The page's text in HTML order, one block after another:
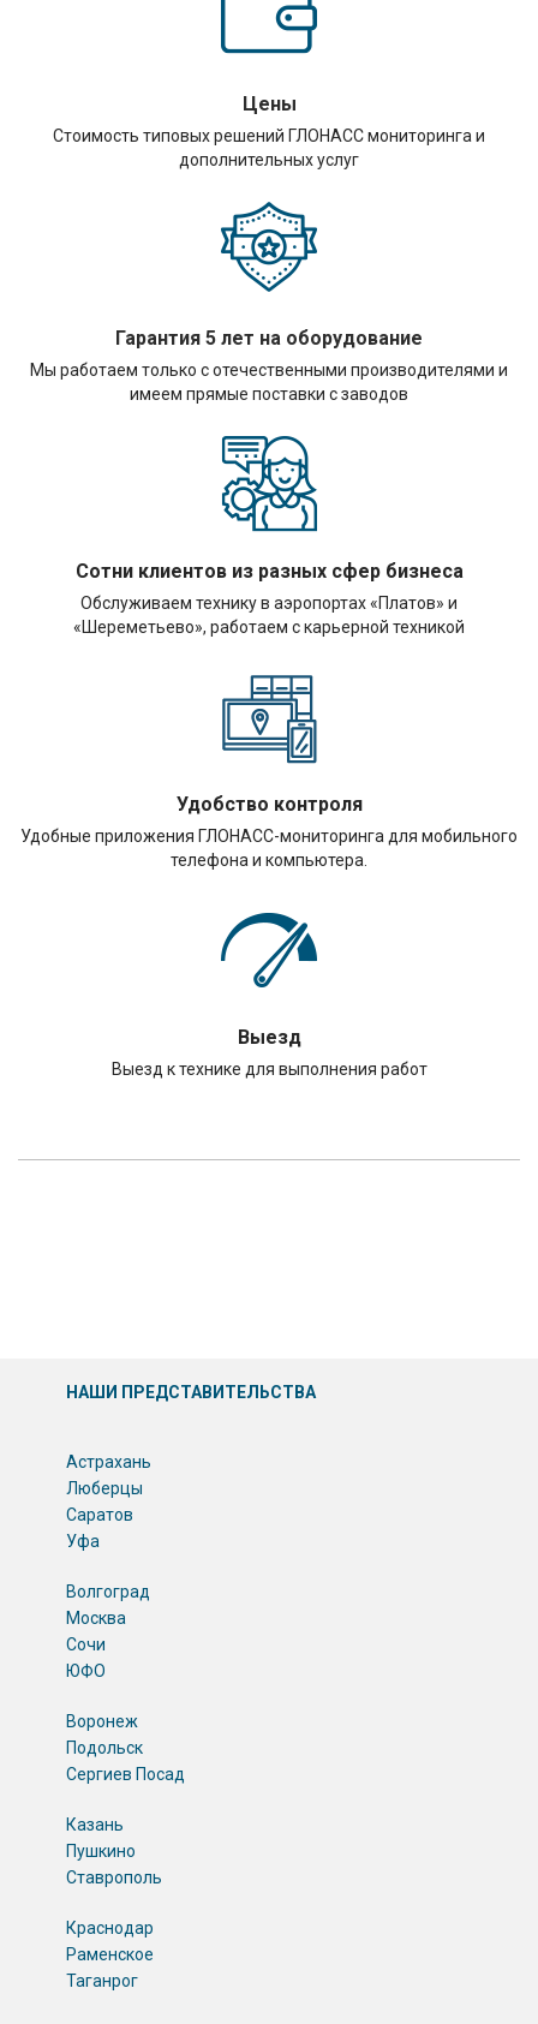
Цены
Стоимость типовых решений ГЛОНАСС мониторинга и
дополнительных услуг
Гарантия 5 лет на оборудование
Мы работаем только с отечественными производителями и
имеем прямые поставки с заводов
Сотни клиентов из разных сфер бизнеса
Обслуживаем технику в аэропортах «Платов» и
«Шереметьево», работаем с карьерной техникой
Удобство контроля
Удобные приложения ГЛОНАСС-мониторинга для мобильного
телефона и компьютера.
Выезд
Выезд к технике для выполнения работ
НАШИ ПРЕДСТАВИТЕЛЬСТВА
Астрахань
Люберцы
Саратов
Уфа
Волгоград
Москва
Сочи
ЮФО
Воронеж
Подольск
Сергиев Посад
Казань
Пушкино
Ставрополь
Краснодар
Раменское
Таганрог